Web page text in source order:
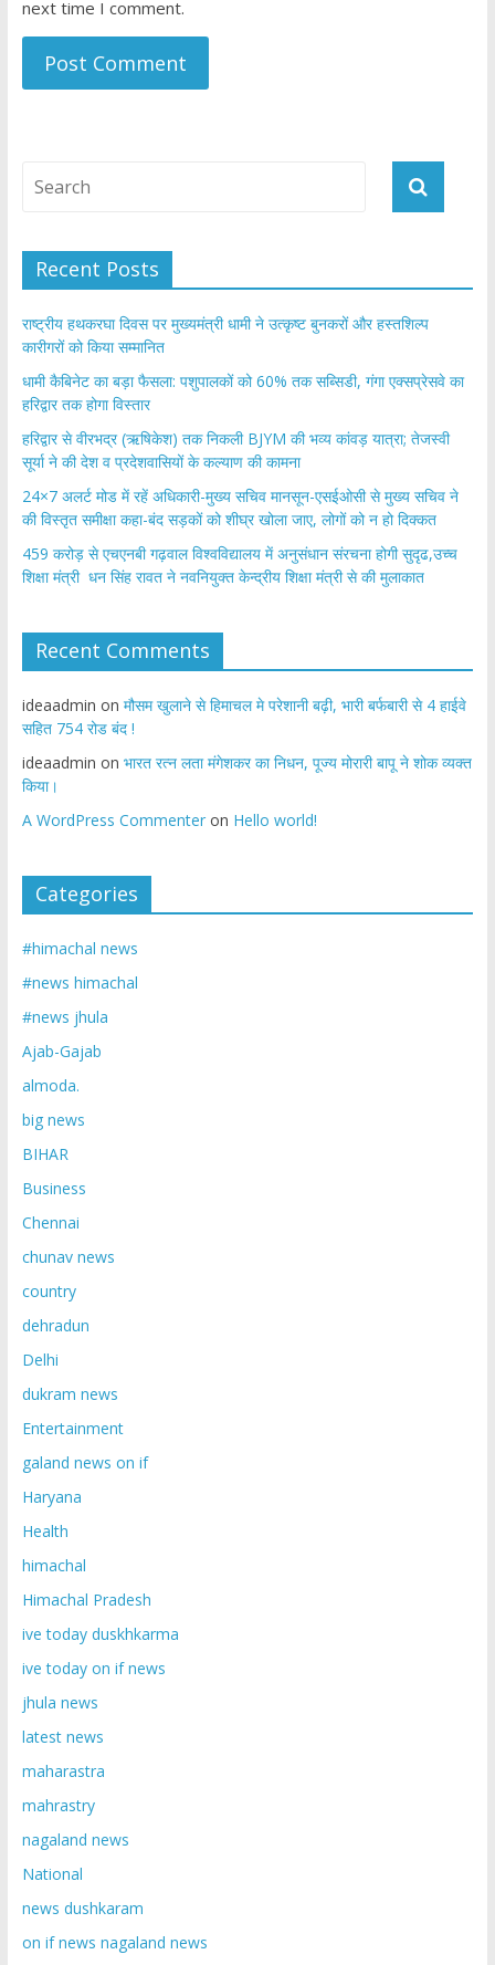
next time I comment.
Recent Posts
राष्ट्रीय हथकरघा दिवस पर मुख्यमंत्री धामी ने उत्कृष्ट बुनकरों और हस्तशिल्प
कारीगरों को किया सम्मानित
​धामी कैबिनेट का बड़ा फैसला: पशुपालकों को 60% तक सब्सिडी, गंगा एक्सप्रेसवे का
हरिद्वार तक होगा विस्तार
​हरिद्वार से वीरभद्र (ऋषिकेश) तक निकली BJYM की भव्य कांवड़ यात्रा; तेजस्वी
सूर्या ने की देश व प्रदेशवासियों के कल्याण की कामना
24×7 अलर्ट मोड में रहें अधिकारी-मुख्य सचिव मानसून-एसईओसी से मुख्य सचिव ने
की विस्तृत समीक्षा कहा-बंद सड़कों को शीघ्र खोला जाए, लोगों को न हो दिक्कत
459 करोड़ से एचएनबी गढ़वाल विश्वविद्यालय में अनुसंधान संरचना होगी सुदृढ,उच्च
शिक्षा मंत्री धन सिंह रावत ने नवनियुक्त केन्द्रीय शिक्षा मंत्री से की मुलाकात
Recent Comments
ideaadmin on मौसम खुलाने से हिमाचल मे परेशानी बढ़ी, भारी बर्फबारी से 4 हाईवे
सहित 754 रोड बंद !
ideaadmin on भारत रत्न लता मंगेशकर का निधन, पूज्य मोरारी बापू ने शोक व्यक्त
किया।
A WordPress Commenteron Hello world!
Categories
#himachal news
#news himachal
#news jhula
Ajab-Gajab
almoda.
big news
BIHAR
Business
Chennai
chunav news
country
dehradun
Delhi
dukram news
Entertainment
galand news on if
Haryana
Health
himachal
Himachal Pradesh
ive today duskhkarma
ive today on if news
jhula news
latest news
maharastra
mahrastry
nagaland news
National
news dushkaram
on if news nagaland news